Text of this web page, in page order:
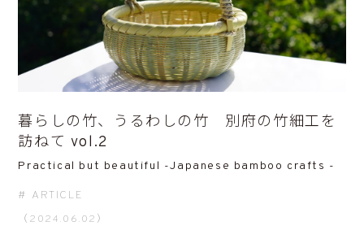
暮らしの竹、うるわしの竹 別府の竹細工を
訪ねて vol.2
Practical but beautiful -Japanese bamboo crafts -
ARTICLE
（2024.06.02）